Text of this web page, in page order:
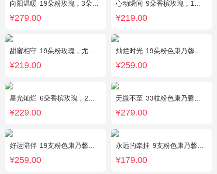
向阳温暖 19朵粉玫瑰，3朵向日葵，绿叶搭配
¥279.00
心动瞬间 9朵香槟玫瑰，1个蓝色绣球，1支多头白百合，桔梗、绿叶搭配
¥219.00
甜蜜相守 19朵粉玫瑰，尤加利、小花搭配
¥219.00
灿烂时光 19朵粉色康乃馨，2支多头粉百合，桔梗、黄莺搭配
¥259.00
星光灿烂 6朵香槟玫瑰，2朵向日葵，1个蓝色绣球，桔梗、小花、绿叶搭配
¥229.00
无微不至 33枝粉色康乃馨，石竹梅围绕
¥279.00
好运陪伴 19支粉色康乃馨，3支多头香水百合，搭配满天星、黄莺装饰。
¥259.00
永远的牵挂 9支粉色康乃馨，1支多头白百合，搭配黄莺、满天星。
¥179.00